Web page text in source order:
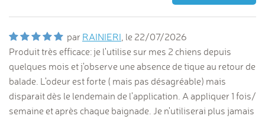
par RAINIERI, le 22/07/2026
Produit très efficace: je l'utilise sur mes 2 chiens depuis
quelques mois et j'observe une absence de tique au retour de
balade. L'odeur est forte ( mais pas désagréable) mais
disparait dès le lendemain de l'application. A appliquer 1 fois/
semaine et après chaque baignade. Je n'utiliserai plus jamais